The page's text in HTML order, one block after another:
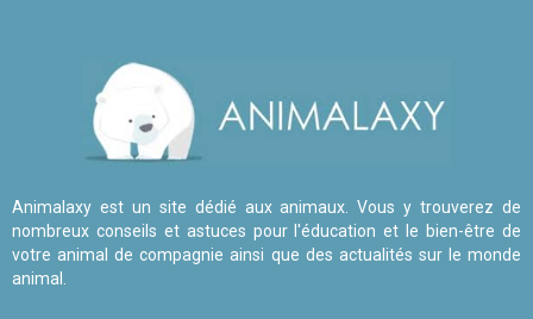
Animalaxy est un site dédié aux animaux. Vous y trouverez de
nombreux conseils et astuces pour l'éducation et le bien-être de
votre animal de compagnie ainsi que des actualités sur le monde
animal.